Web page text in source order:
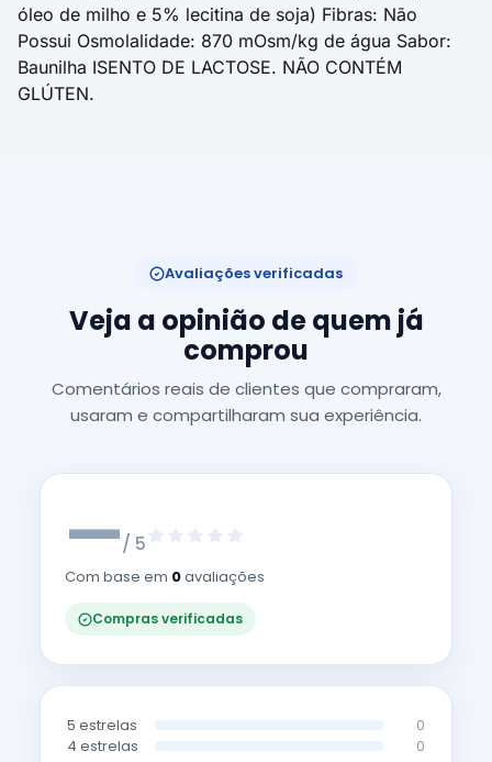
óleo de milho e 5% lecitina de soja) Fibras: Não
Possui Osmolalidade: 870 mOsm/kg de água Sabor:
Baunilha ISENTO DE LACTOSE. NÃO CONTÉM
GLÚTEN.
Avaliações verificadas
Veja a opinião de quem já
comprou
Comentários reais de clientes que compraram,
usaram e compartilharam sua experiência.
—/ 5
Com base em 0avaliações
Compras verificadas
5 estrelas 0
4 estrelas 0